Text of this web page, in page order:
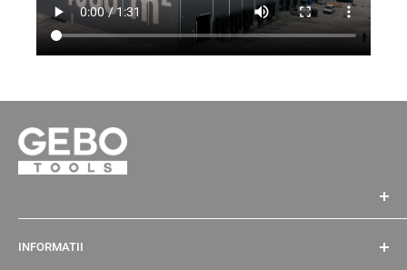
CIF RO32701504
INFORMATII